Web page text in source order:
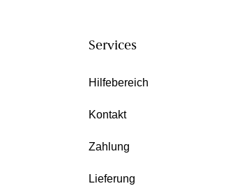
Services
Hilfebereich
Kontakt
Zahlung
Lieferung